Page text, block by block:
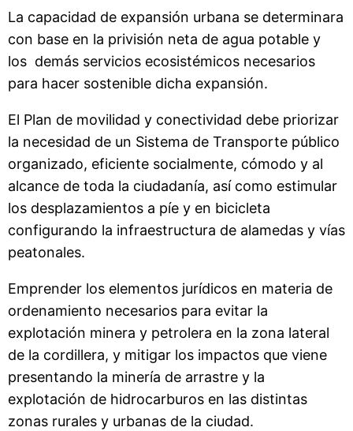
La capacidad de expansión urbana se determinara
con base en la privisión neta de agua potable y
los demás servicios ecosistémicos necesarios
para hacer sostenible dicha expansión.
El Plan de movilidad y conectividad debe priorizar
la necesidad de un Sistema de Transporte público
organizado, eficiente socialmente, cómodo y al
alcance de toda la ciudadanía, así como estimular
los desplazamientos a píe y en bicicleta
configurando la infraestructura de alamedas y vías
peatonales.
Emprender los elementos jurídicos en materia de
ordenamiento necesarios para evitar la
explotación minera y petrolera en la zona lateral
de la cordillera, y mitigar los impactos que viene
presentando la minería de arrastre y la
explotación de hidrocarburos en las distintas
zonas rurales y urbanas de la ciudad.